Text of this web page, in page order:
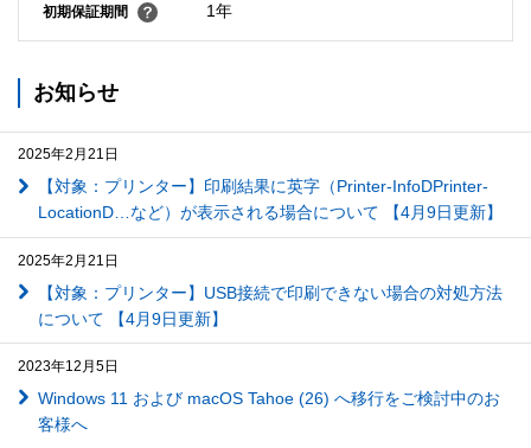
初期保証期間 1年
お知らせ
2025年2月21日
【対象：プリンター】印刷結果に英字（Printer-InfoDPrinter-
LocationD…など）が表示される場合について 【4月9日更新】
2025年2月21日
【対象：プリンター】USB接続で印刷できない場合の対処方法
について 【4月9日更新】
2023年12月5日
Windows 11 および macOS Tahoe (26) へ移行をご検討中のお
客様へ